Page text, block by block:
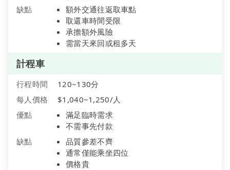
缺點
額外交通往返取車點
取還車時間受限
承擔額外風險
需當天來回或租多天
計程車
行程時間
120~130分
每人價格
$1,040~1,250/人
優點
滿足臨時需求
不需事先付款
缺點
品質參差不齊
通常僅能乘坐四位
價格貴